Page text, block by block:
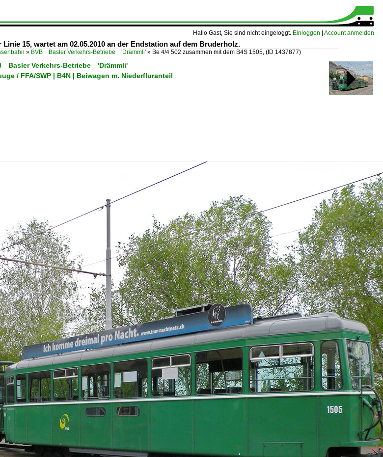
Hallo Gast, Sie sind nicht eingeloggt. Einloggen Account anmelden
Linie 15, wartet am 02.05.2010 an der Endstation auf dem Bruderholz.
» BVB Basler Verkehrs-Betriebe 'Drämmli' » Be 4/4 502 zusammen mit dem B4S 1505, (ID 1437877)
Basler Verkehrs-Betriebe 'Drämmli'
/ FFA/SWP | B4N | Beiwagen m. Niederfluranteil